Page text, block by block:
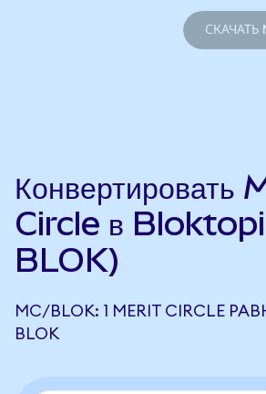
СКАЧАТЬ
Конвертировать
Circle в
BLOK)
MC/BLOK: 1 MERIT CIRCLE
BLOK